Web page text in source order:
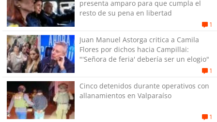
presenta amparo para que cumpla el
resto de su pena en libertad
1
Juan Manuel Astorga critica a Camila
Flores por dichos hacia Campillai:
"'Señora de feria' debería ser un elogio"
1
Cinco detenidos durante operativos con
allanamientos en Valparaíso
1